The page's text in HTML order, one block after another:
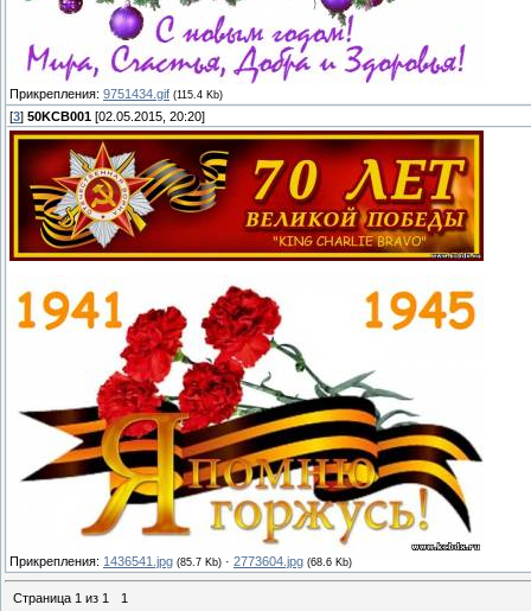
Прикрепления: 9751434.gif (115.4 Kb)
[3] 50KCB001 [02.05.2015, 20:20]
Прикрепления: 1436541.jpg (85.7 Kb) · 2773604.jpg (68.6 Kb)
Страница 1 из 1 1